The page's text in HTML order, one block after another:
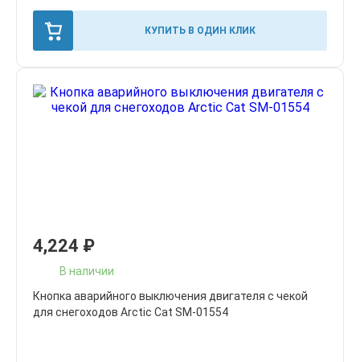
КУПИТЬ В ОДИН КЛИК
4,224 ₽
В наличии
Кнопка аварийного выключения двигателя с чекой
для снегоходов Arctic Cat SM-01554